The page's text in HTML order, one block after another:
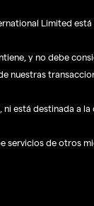
Limited
y no debe
nuestras
está destinada a
servicios de otros